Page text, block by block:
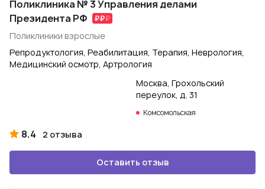
Поликлиника № 3 Управления делами
Президента РФ
Поликлиники взрослые
Репродуктология, Реабилитация, Терапия, Неврология,
Медицинский осмотр, Артрология
Москва, Грохольский
переулок, д. 31
Комсомольская
8.4 2 отзыва
Оставить отзыв